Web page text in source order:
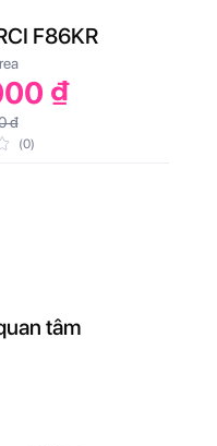
F86KR
₫
đ
(0)
tâm